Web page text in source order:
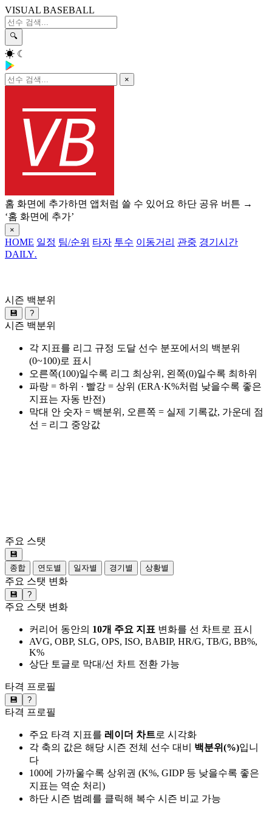
VISUAL BASEBALL
🔍
☀ ☾
×
홈 화면에 추가하면 앱처럼 쓸 수 있어요 하단 공유 버튼 →
‘홈 화면에 추가’
×
HOME 일정 팀/순위 타자 투수 이동거리 관중 경기시간
DAILY.
시즌 백분위
💾 ?
시즌 백분위
각 지표를 리그 규정 도달 선수 분포에서의 백분위
(0~100)로 표시
오른쪽(100)일수록 리그 최상위, 왼쪽(0)일수록 최하위
파랑 = 하위 · 빨강 = 상위 (ERA·K%처럼 낮을수록 좋은
지표는 자동 반전)
막대 안 숫자 = 백분위, 오른쪽 = 실제 기록값, 가운데 점
선 = 리그 중앙값
주요 스탯
💾
종합
연도별 일자별 경기별 상황별
주요 스탯 변화
💾 ?
주요 스탯 변화
커리어 동안의 10개 주요 지표 변화를 선 차트로 표시
AVG, OBP, SLG, OPS, ISO, BABIP, HR/G, TB/G, BB%,
K%
상단 토글로 막대/선 차트 전환 가능
타격 프로필
💾 ?
타격 프로필
주요 타격 지표를 레이더 차트로 시각화
각 축의 값은 해당 시즌 전체 선수 대비 백분위(%)입니
다
100에 가까울수록 상위권 (K%, GIDP 등 낮을수록 좋은
지표는 역순 처리)
하단 시즌 범례를 클릭해 복수 시즌 비교 가능